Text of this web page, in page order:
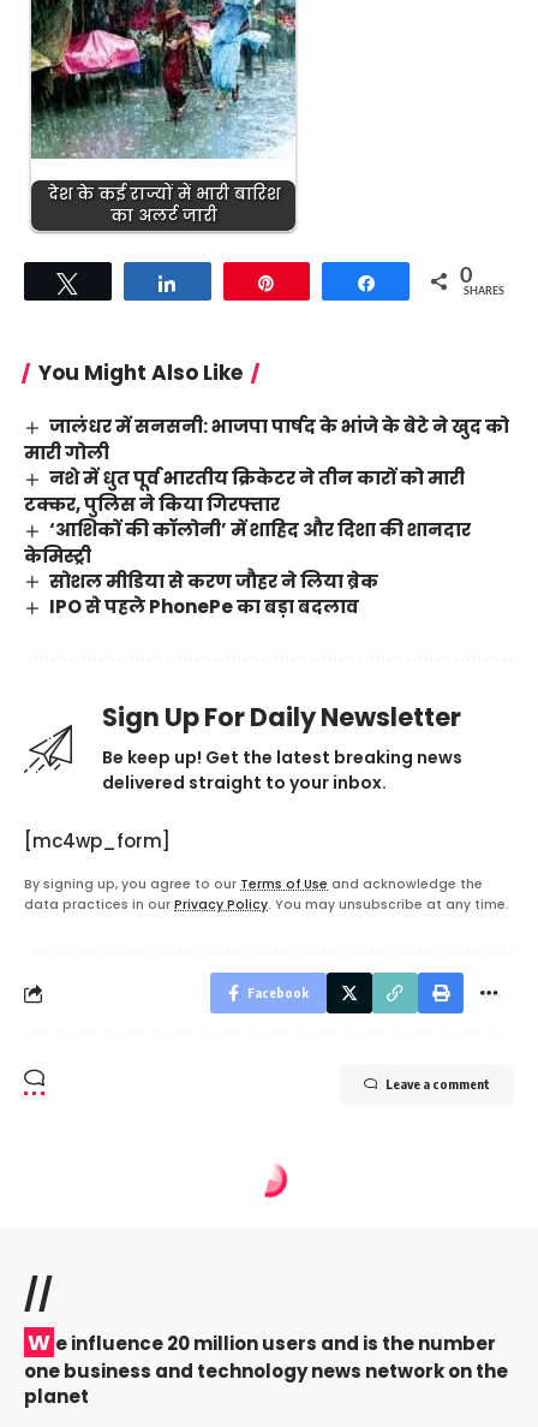
देश के कई राज्यों में भारी बारिश
का अलर्ट जारी
Share 0
SHARES
You Might Also Like
जालंधर में सनसनी: भाजपा पार्षद के भांजे के बेटे ने खुद को
मारी गोली
नशे में धुत पूर्व भारतीय क्रिकेटर ने तीन कारों को मारी
टक्कर, पुलिस ने किया गिरफ्तार
‘आशिकों की कॉलोनी’ में शाहिद और दिशा की शानदार
केमिस्ट्री
सोशल मीडिया से करण जौहर ने लिया ब्रेक
IPO से पहले PhonePe का बड़ा बदलाव
Sign Up For Daily Newsletter
Be keep up! Get the latest breaking news
delivered straight to your inbox.
[mc4wp_form]
By signing up, you agree to our Terms of Use and acknowledge the
data practices in our Privacy Policy. You may unsubscribe at any time.
Facebook
Leave a comment
//
W e influence 20 million users and is the number
one business and technology news network on the
planet